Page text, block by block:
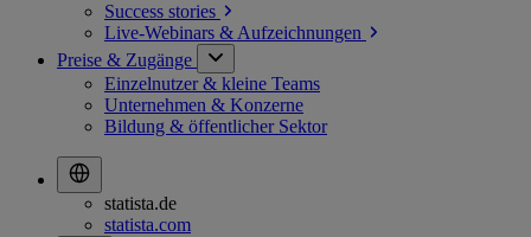
Success stories
Live-Webinars & Aufzeichnungen
Preise & Zugänge
Einzelnutzer & kleine Teams
Unternehmen & Konzerne
Bildung & öffentlicher Sektor
statista.de
statista.com